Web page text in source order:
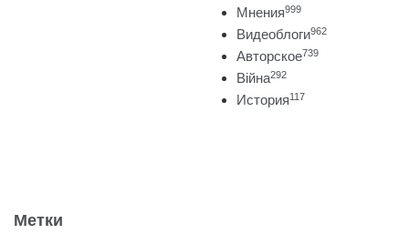
Мнения999
Видеоблоги962
Авторское739
Війна292
История117
Метки